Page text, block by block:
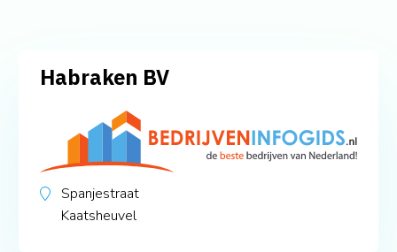
Habraken BV
Spanjestraat
Kaatsheuvel